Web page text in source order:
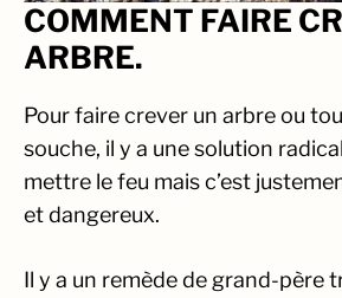
COMMENT FAIRE
ARBRE.
Pour faire crever un arbre ou
souche, il y a une solution
mettre le feu mais c’est
et dangereux.
Il y a un remède de grand-père